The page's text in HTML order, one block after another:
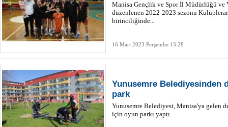
Manisa Gençlik ve Spor İl Müdürlüğü
düzenlenen 2022-2023 sezonu
birinciliğinde...
16 Mart 2023 Perşembe 13:28
Yunusemre Belediyesinden
park
Yunusemre Belediyesi, Manisa'ya gelen
için oyun parkı yaptı.